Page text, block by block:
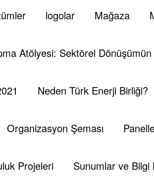
logolar Mağaza
Atölyesi: Sektörel Dönüşümün
Neden Türk Enerji Birliği?
Organizasyon Şeması
Projeleri Sunumlar ve Bilgi